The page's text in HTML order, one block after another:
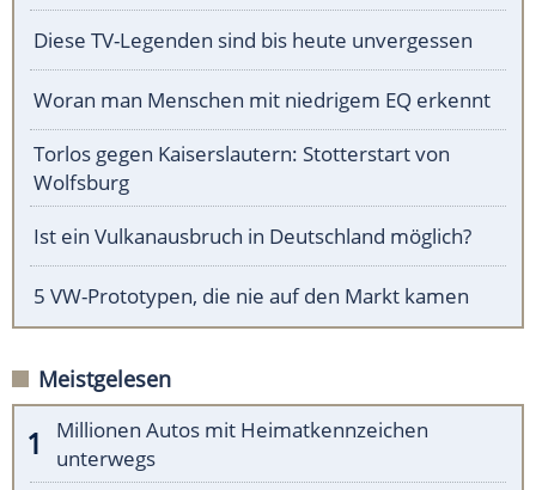
Diese TV-Legenden sind bis heute unvergessen
Woran man Menschen mit niedrigem EQ erkennt
Torlos gegen Kaiserslautern: Stotterstart von
Wolfsburg
Ist ein Vulkanausbruch in Deutschland möglich?
5 VW-Prototypen, die nie auf den Markt kamen
Meistgelesen
Millionen Autos mit Heimatkennzeichen
unterwegs